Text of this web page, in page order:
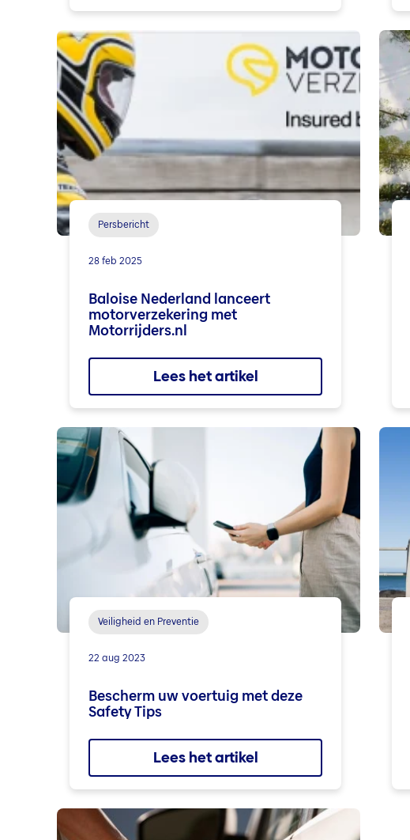
Baloise Nederland lanceert
motorverzekering met
Motorrijders.nl
Persbericht
28 feb 2025
Lees het artikel
Bescherm uw voertuig met deze
Safety Tips
Veiligheid en Preventie
22 aug 2023
Lees het artikel